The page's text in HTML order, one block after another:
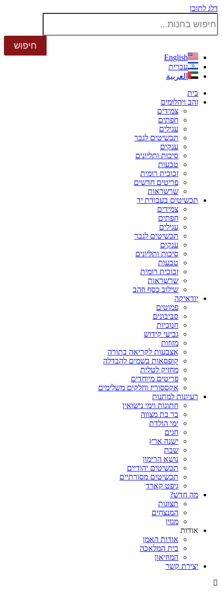
דלג לתוכן
English
עברית
العربية
בית
זהב ויהלומים
צמידים
חפתים
עגילים
תכשיטים לגבר
ענקים
סיכות ותליונים
טבעות
זכוכית רומית
פריטים חדשים
שרשראות
תכשיטים בעבודת יד
צמידים
חפתים
עגילים
תכשיטים לגבר
ענקים
סיכות ותליונים
טבעות
זכוכית רומית
שרשראות
שילוב כסף וזהב
יודאיקה
פמוטים
סביבונים
חנוכיות
גביעי קידוש
מזוזות
אצבעות לקריאה בתורה
קופסאות בשמים להבדלה
מחזיק לטלית
פריטים מיוחדים
אקססוריז וחלקים משלימים
רעיונות למתנות
חתונות וימי נישואין
בר בת מצווה
ימי הולדת
חגים
ישנה ארץ
שבת
נושא הרימון
תכשיטים יהודיים
תכשיטים מסורתיים
גיפט קארד
מה חדש?
תצוגות
המנצחים
מגזין
אודות
אודות האמן
בית המלאכה
המוזיאון
יצירת קשר